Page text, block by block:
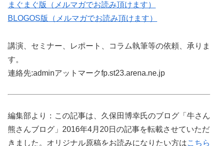
まぐまぐ版（メルマガでお読み頂けます）
BLOGOS版（メルマガでお読み頂けます）
講演、セミナー、レポート、コラム執筆等の依頼、承りま
す。
連絡先:adminアットマークfp.st23.arena.ne.jp
編集部より：この記事は、久保田博幸氏のブログ「牛さん
熊さんブログ」2016年4月20日の記事を転載させていただ
きました。オリジナル原稿をお読みになりたい方はこちら